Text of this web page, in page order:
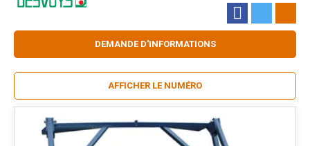
DEMANDE D'INFORMATIONS
AFFICHER LE NUMÉRO